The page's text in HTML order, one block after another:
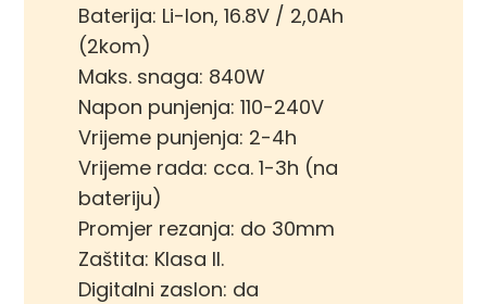
Baterija: Li-Ion, 16.8V / 2,0Ah
(2kom)
Maks. snaga: 840W
Napon punjenja: 110-240V
Vrijeme punjenja: 2-4h
Vrijeme rada: cca. 1-3h (na
bateriju)
Promjer rezanja: do 30mm
Zaštita: Klasa II.
Digitalni zaslon: da